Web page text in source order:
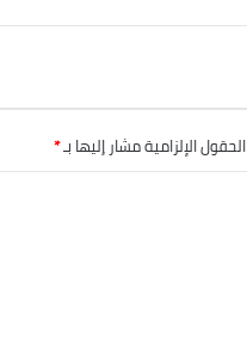
الحقول الإلزامية مشار إليها بـ*